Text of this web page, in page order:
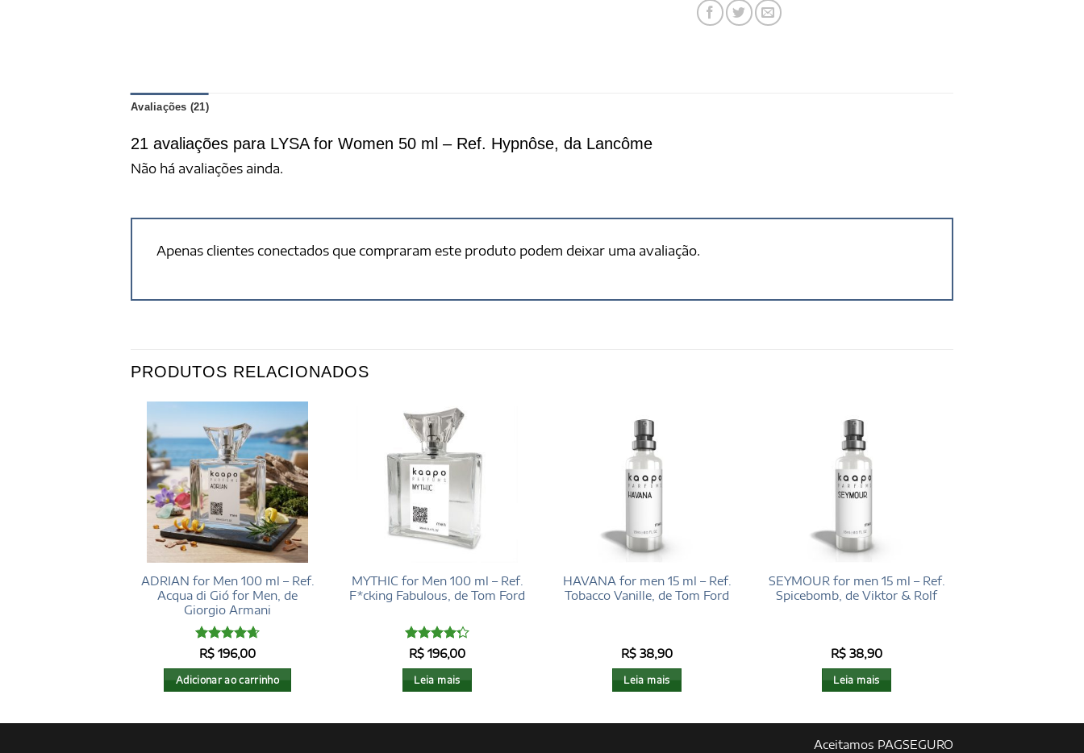
Avaliações (21)
21 avaliações para LYSA for Women 50 ml – Ref. Hypnôse, da Lancôme
Não há avaliações ainda.
Apenas clientes conectados que compraram este produto podem deixar uma avaliação.
PRODUTOS RELACIONADOS
ADRIAN for Men 100 ml – Ref.
Acqua di Gió for Men, de
Giorgio Armani
Avaliação
R$ 196,00
Adicionar ao carrinho
MYTHIC for Men 100 ml – Ref.
F*cking Fabulous, de Tom Ford
Avaliação
R$ 196,00
Leia mais
HAVANA for men 15 ml – Ref.
Tobacco Vanille, de Tom Ford
R$ 38,90
Leia mais
SEYMOUR for men 15 ml – Ref.
Spicebomb, de Viktor & Rolf
R$ 38,90
Leia mais
Aceitamos PAGSEGURO